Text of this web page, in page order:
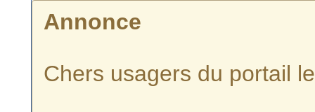
Annonce
Chers usagers du portail